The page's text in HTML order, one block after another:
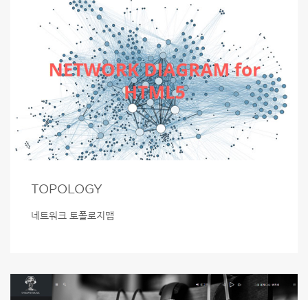
TOPOLOGY
네트워크 토폴로지맵